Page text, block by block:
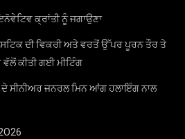
ਕ੍ਰਾਂਤੀ ਨੂੰ ਜਗਾਉਣਾ
ਦੀ ਵਿਕਰੀ ਅਤੇ ਵਰਤੋਂ ਉੱਪਰ ਪੂਰਨ ਤੌਰ ਤੇ
ਕੀਤੀ ਗਈ ਮੀਟਿੰਗ
ਦੇ ਸੀਨੀਅਰ ਜਨਰਲ ਮਿਨ ਆਂਗ ਹਲਾਇੰਗ ਨਾਲ